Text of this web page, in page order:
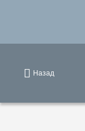
Назад